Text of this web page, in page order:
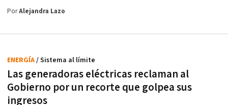
PorAlejandra Lazo
Las generadoras eléctricas reclaman al
Gobierno por un recorte que golpea sus
ingresos
ENERGÍA/ Sistema al límite